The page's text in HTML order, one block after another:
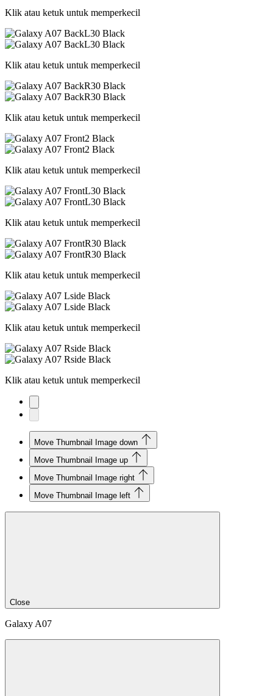
Klik atau ketuk untuk memperkecil
Klik atau ketuk untuk memperkecil
Klik atau ketuk untuk memperkecil
Klik atau ketuk untuk memperkecil
Klik atau ketuk untuk memperkecil
Klik atau ketuk untuk memperkecil
Klik atau ketuk untuk memperkecil
Klik atau ketuk untuk memperkecil
Move Thumbnail Image down
Move Thumbnail Image up
Move Thumbnail Image right
Move Thumbnail Image left
Close
Galaxy A07